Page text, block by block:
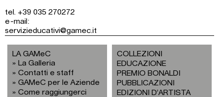
tel. +39 035 270272
e-mail:
servizieducativi@gamec.it
LA GAMeC
La Galleria
Contatti e staff
GAMeC per le Aziende
Come raggiungerci
COLLEZIONI
EDUCAZIONE
PREMIO BONALDI
PUBBLICAZIONI
EDIZIONI D’ARTISTA